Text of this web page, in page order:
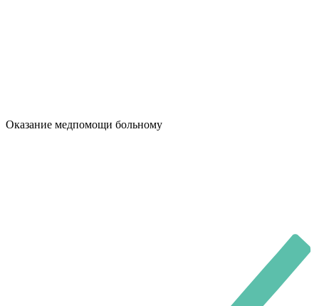
Оказание медпомощи больному